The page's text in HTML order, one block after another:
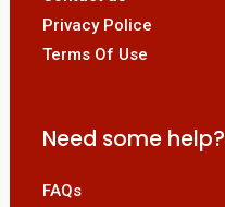
Privacy Police
Terms Of Use
Need some help?
FAQs